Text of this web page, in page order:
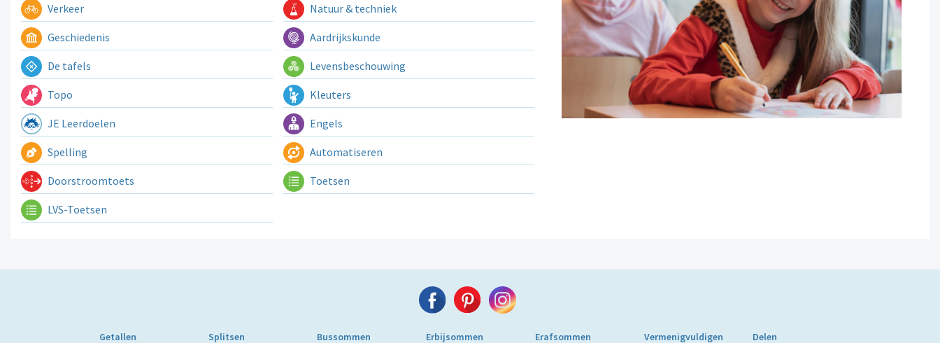
Verkeer Natuur & techniek
Geschiedenis Aardrijkskunde
De tafels Levensbeschouwing
Topo Kleuters
JE Leerdoelen Engels
Spelling Automatiseren
Doorstroomtoets Toetsen
LVS-Toetsen
Getallen
Splitsen
Bussommen
Erbijsommen
Erafsommen
Vermenigvuldigen
Delen